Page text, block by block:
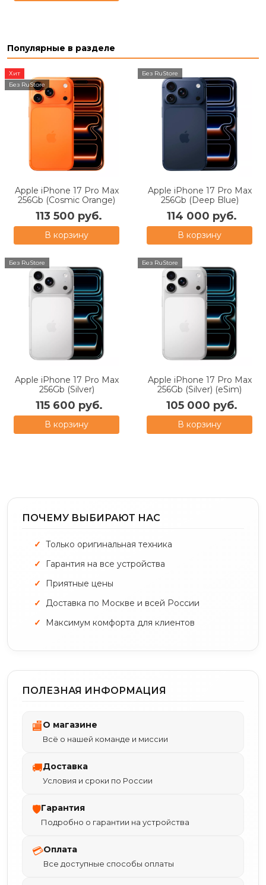
Популярные в разделе
Хит
Без RuStore
Apple iPhone 17 Pro Max
256Gb (Cosmic Orange)
113 500 руб.
В корзину
Без RuStore
Apple iPhone 17 Pro Max
256Gb (Deep Blue)
114 000 руб.
В корзину
Без RuStore
Apple iPhone 17 Pro Max
256Gb (Silver)
115 600 руб.
В корзину
Без RuStore
Apple iPhone 17 Pro Max
256Gb (Silver) (eSim)
105 000 руб.
В корзину
ПОЧЕМУ ВЫБИРАЮТ НАС
Только оригинальная техника
Гарантия на все устройства
Приятные цены
Доставка по Москве и всей России
Максимум комфорта для клиентов
ПОЛЕЗНАЯ ИНФОРМАЦИЯ
🏬О магазине
Всё о нашей команде и миссии
🚚Доставка
Условия и сроки по России
🛡Гарантия
Подробно о гарантии на устройства
💳Оплата
Все доступные способы оплаты